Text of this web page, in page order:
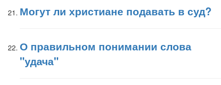
Могут ли христиане подавать в суд?
О правильном понимании слова
"удача"